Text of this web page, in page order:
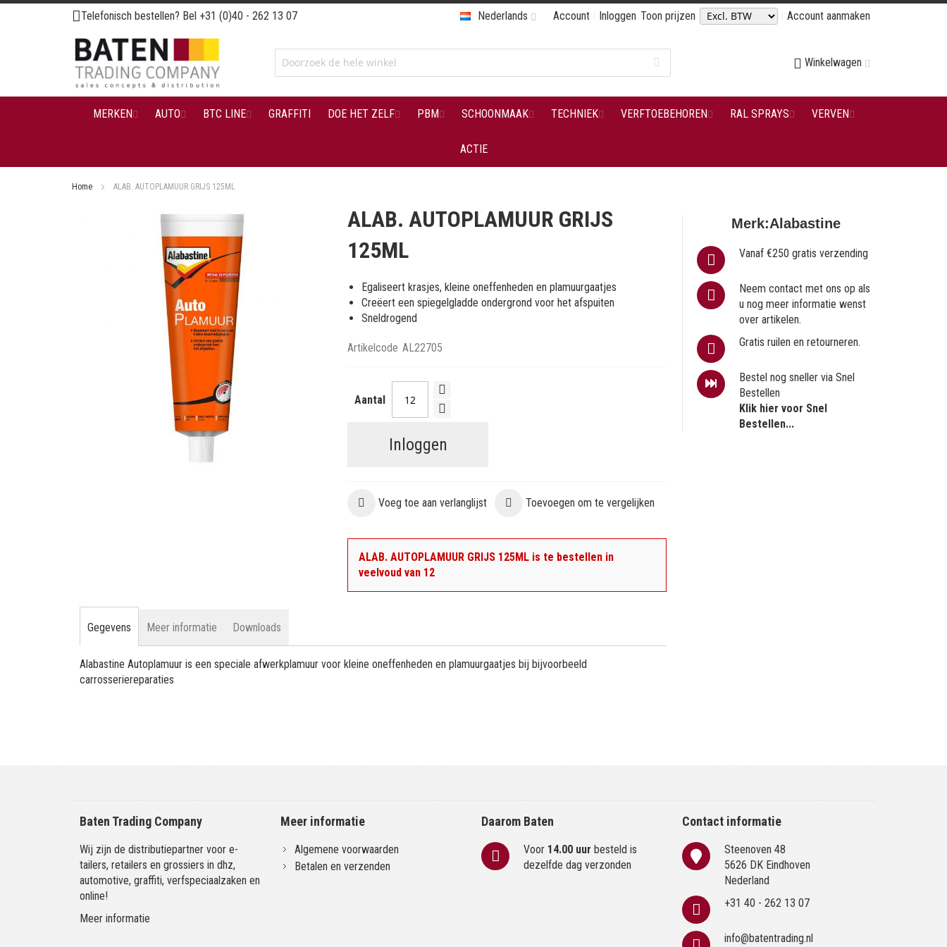
Ga
naar
de
inhoud
Telefonisch bestellen? Bel +31 (0)40 - 262 13 07 Account Inloggen Toon prijzen Account aanmaken
Nederlands
Winkelwagen
MERKEN AUTO BTC LINE GRAFFITI DOE HET ZELF PBM SCHOONMAAK TECHNIEK VERFTOEBEHOREN RAL SPRAYS VERVEN
ACTIE
Home ALAB. AUTOPLAMUUR GRIJS 125ML
ALAB. AUTOPLAMUUR GRIJS
125ML
Egaliseert krasjes, kleine oneffenheden en plamuurgaatjes
Creëert een spiegelgladde ondergrond voor het afspuiten
Sneldrogend
Artikelcode AL22705
Aantal
Inloggen
Voeg toe aan verlanglijst Toevoegen om te vergelijken
ALAB. AUTOPLAMUUR GRIJS 125ML is te bestellen in
veelvoud van 12
Merk:Alabastine
Vanaf €250 gratis verzending
Neem contact met ons op als
u nog meer informatie wenst
over artikelen.
Gratis ruilen en retourneren.
Bestel nog sneller via Snel
Bestellen
Klik hier voor Snel
Bestellen...
Gegevens
Alabastine Autoplamuur is een speciale afwerkplamuur voor kleine oneffenheden en plamuurgaatjes bij bijvoorbeeld
carrosseriereparaties
Meer informatie Downloads
Baten Trading Company
Wij zijn de distributiepartner voor e-
tailers, retailers en grossiers in dhz,
automotive, graffiti, verfspeciaalzaken en
online!
Meer informatie
Meer informatie
Algemene voorwaarden
Betalen en verzenden
Daarom Baten
Voor 14.00 uur besteld is
dezelfde dag verzonden
Contact informatie
Steenoven 48
5626 DK Eindhoven
Nederland
+31 40 - 262 13 07
info@batentrading.nl